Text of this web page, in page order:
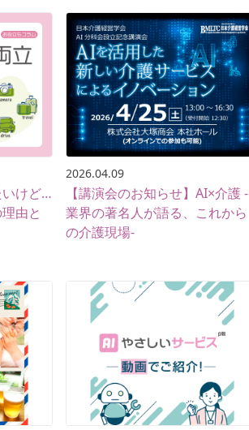
いけど…
由と
2026.04.09
【講演会のお知らせ】AI×介護 -
業界の著名人が語る、これから
の介護現場-